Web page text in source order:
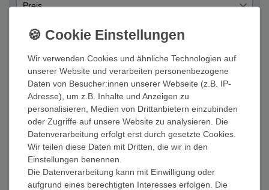
Preis
― €
Übernehmen
Wichtige Informationen
FAQ Funkuhren
Wasserdichtheit
Geschenkverpackung
Batterieentsorgung
Zahlung
Versand
Wir verwenden Cookies und ähnliche Technologien auf
unserer Website und verarbeiten personenbezogene
Daten von Besucher:innen unserer Webseite (z.B. IP-
Adresse), um z.B. Inhalte und Anzeigen zu
personalisieren, Medien von Drittanbietern einzubinden
oder Zugriffe auf unsere Website zu analysieren. Die
Datenverarbeitung erfolgt erst durch gesetzte Cookies.
Wir teilen diese Daten mit Dritten, die wir in den
Einstellungen benennen.
Die Datenverarbeitung kann mit Einwilligung oder
aufgrund eines berechtigten Interesses erfolgen. Die